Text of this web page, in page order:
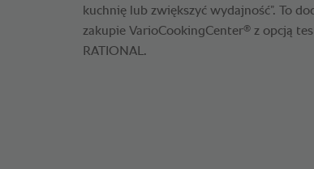
kuchnię lub zwiększyć wydajność”. To
zakupie VarioCookingCenter® z opcją
RATIONAL.